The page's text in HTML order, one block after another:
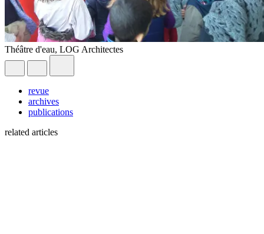
Théâtre d'eau, LOG Architectes
revue
archives
publications
related articles